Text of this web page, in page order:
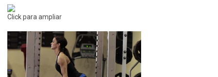
Click para ampliar